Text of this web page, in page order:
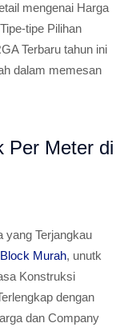
mengenai Harga
tipe Pilihan
Terbaru tahun ini
dalam memesan
Per Meter di
yang Terjangkau
Murah, unutk
Konstruksi
dengan
dan Company